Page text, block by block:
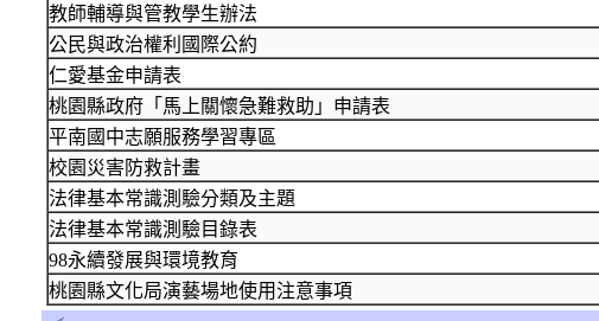
教師輔導與管教學生辦法
公民與政治權利國際公約
仁愛基金申請表
桃園縣政府「馬上關懷急難救助」申請表
平南國中志願服務學習專區
校園災害防救計畫
法律基本常識測驗分類及主題
法律基本常識測驗目錄表
98永續發展與環境教育
桃園縣文化局演藝場地使用注意事項